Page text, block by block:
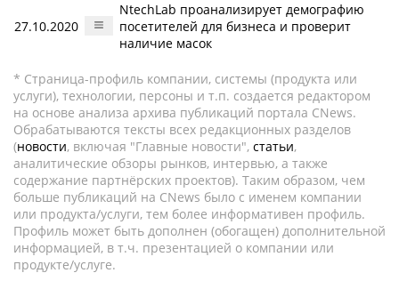
27.10.2020
NtechLab проанализирует демографию
посетителей для бизнеса и проверит
наличие масок
* Страница-профиль компании, системы (продукта или
услуги), технологии, персоны и т.п. создается редактором
на основе анализа архива публикаций портала CNews.
Обрабатываются тексты всех редакционных разделов
(новости, включая "Главные новости", статьи,
аналитические обзоры рынков, интервью, а также
содержание партнёрских проектов). Таким образом, чем
больше публикаций на CNews было с именем компании
или продукта/услуги, тем более информативен профиль.
Профиль может быть дополнен (обогащен) дополнительной
информацией, в т.ч. презентацией о компании или
продукте/услуге.